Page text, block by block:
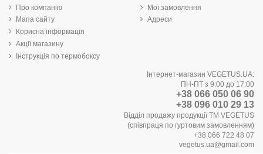
Про компанію
Мапа сайту
Корисна інформація
Акції магазину
Інструкція по термобоксу
Мої замовлення
Адреси
Інтернет-магазин VEGETUS.UA:
ПН-ПТ з 9:00 до 17:00
+38 066 050 06 90
+38 096 010 29 13
Відділ продажу продукції ТМ VEGETUS
(співпраця по гуртовим замовленням)
+38 066 722 48 07
vegetus.ua@gmail.com